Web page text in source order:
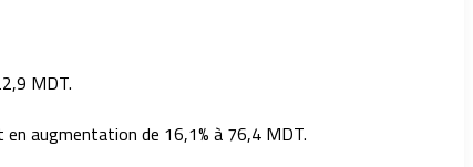
MDT.
augmentation de 16,1% à 76,4 MDT.